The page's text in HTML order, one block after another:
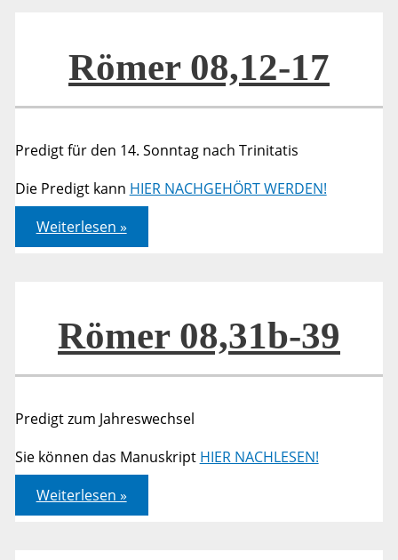
Römer 08,12-17
Predigt für den 14. Sonntag nach Trinitatis
Die Predigt kann HIER NACHGEHÖRT WERDEN!
Römer
08,12-
17
Weiterlesen »
Römer 08,31b-39
Predigt zum Jahreswechsel
Sie können das Manuskript HIER NACHLESEN!
Römer
08,31b-
39
Weiterlesen »